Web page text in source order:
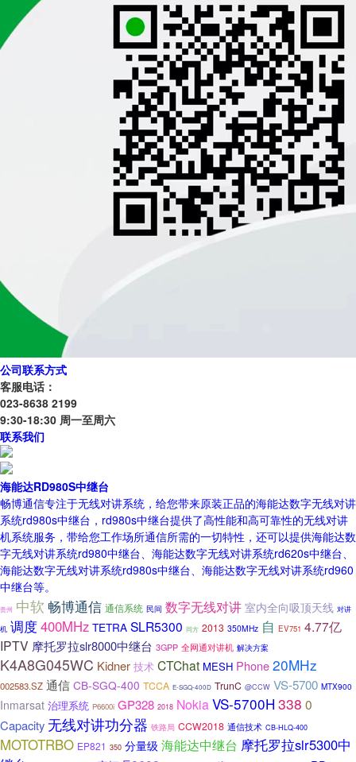
公司联系方式
客服电话：
023-8638 2199
9:30-18:30 周一至周六
联系我们
海能达RD980S中继台
畅博通信专注于无线对讲系统，给您带来原装正品的海能达数字无线对讲
系统rd980s中继台，rd980s中继台提供了高性能和高可靠性的无线对讲
机系统服务，带给您工作场所通信所需的一切特性，还可以提供海能达数
字无线对讲系统rd980中继台、海能达数字无线对讲系统rd620s中继台、
海能达数字无线对讲系统rd980s中继台、海能达数字无线对讲系统rd960
中继台等。
贵州 中软 畅博通信 通信系统 民间 数字无线对讲室内全向吸顶天线 对讲
机 调度400MHz TETRA SLR5300 同方 2013 350MHz 自 EV751 4.77亿
IPTV 摩托罗拉slr8000中继台 3GPP 全网通对讲机 解决方案
K4A8G045WC Kidner 技术 CTChat MESH Phone20MHz
002583.SZ 通信 CB-SGQ-400 TCCA E-SGQ-400D TrunC @CCW VS-5700 MTX900
Inmarsat 治理系统 P6600i GP328 2018 NokiaVS-5700H 338 0
Capacity 无线对讲功分器 铁路局 CCW2018 通信技术 CB-HLQ-400
MOTOTRBO EP821 350 分量级 海能达中继台 摩托罗拉slr5300中